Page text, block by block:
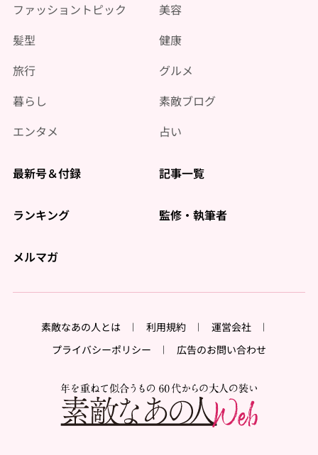
ファッショントピック
美容
髪型
健康
旅行
グルメ
暮らし
素敵ブログ
エンタメ
占い
最新号＆付録 記事一覧
ランキング 監修・執筆者
メルマガ
素敵なあの人とは 利用規約
運営会社
プライバシーポリシー
広告のお問い合わせ